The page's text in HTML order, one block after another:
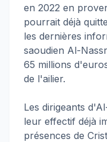
en 2022 en
pourrait déjà
les dernières
saoudien Al-
65 millions
de l'ailier.
Les dirigeants
leur effectif déjà
présences de